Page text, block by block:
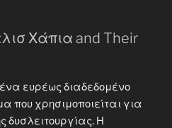
Χάπια and Their
ευρέως διαδεδομένο
που χρησιμοποιείται για
δυσλειτουργίας. Η